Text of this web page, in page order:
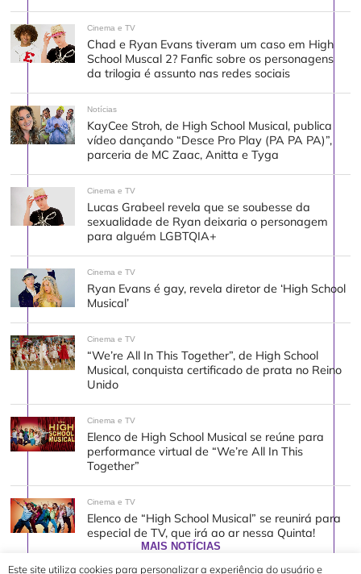
Cinema e TV
Chad e Ryan Evans tiveram um caso em High
School Muscal 2? Fanfic sobre os personagens
da trilogia é assunto nas redes sociais
Notícias
KayCee Stroh, de High School Musical, publica
vídeo dançando “Desce Pro Play (PA PA PA)”,
parceria de MC Zaac, Anitta e Tyga
Cinema e TV
Lucas Grabeel revela que se soubesse da
sexualidade de Ryan deixaria o personagem
para alguém LGBTQIA+
Cinema e TV
Ryan Evans é gay, revela diretor de ‘High School
Musical’
Cinema e TV
“We’re All In This Together”, de High School
Musical, conquista certificado de prata no Reino
Unido
Cinema e TV
Elenco de High School Musical se reúne para
performance virtual de “We’re All In This
Together”
Cinema e TV
Elenco de “High School Musical” se reunirá para
especial de TV, que irá ao ar nessa Quinta!
MAIS NOTÍCIAS
Este site utiliza cookies para personalizar a experiência do usuário e